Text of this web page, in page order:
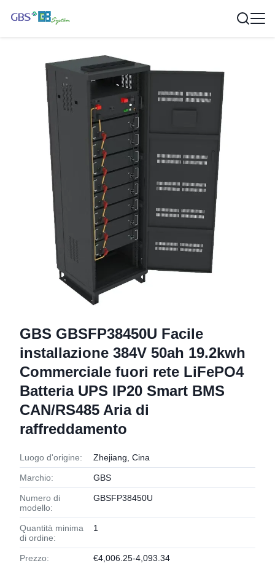
GBS GBSFP38450U Facile
installazione 384V 50ah 19.2kwh
Commerciale fuori rete LiFePO4
Batteria UPS IP20 Smart BMS
CAN/RS485 Aria di
raffreddamento
Luogo d'origine: Zhejiang, Cina
Marchio: GBS
Numero di
modello:
GBSFP38450U
Quantità minima
di ordine:
1
Prezzo: €4,006.25-4,093.34